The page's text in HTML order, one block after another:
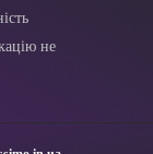
не